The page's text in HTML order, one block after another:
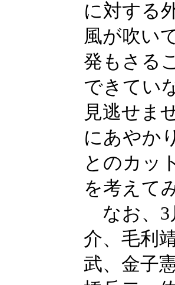
に対する
風が吹い
発もさる
できてい
見逃せま
にあやか
とのカッ
を考えて
なお、3
介、毛利
武、金子